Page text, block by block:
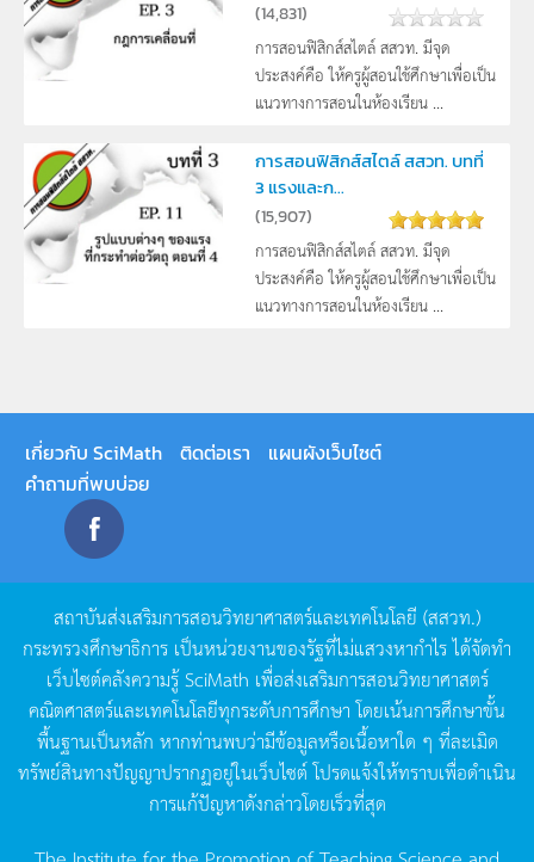
(14,831)
การสอนฟิสิกส์สไตล์ สสวท. มีจุด
ประสงค์คือ ให้ครูผู้สอนใช้ศึกษาเพื่อเป็น
แนวทางการสอนในห้องเรียน ...
การสอนฟิสิกส์สไตล์ สสวท. บทที่
3 แรงและก...
(15,907)
การสอนฟิสิกส์สไตล์ สสวท. มีจุด
ประสงค์คือ ให้ครูผู้สอนใช้ศึกษาเพื่อเป็น
แนวทางการสอนในห้องเรียน ...
เกี่ยวกับ SciMath ติดต่อเรา
แผนผังเว็บไซต์
คำถามที่พบบ่อย
สถาบันส่งเสริมการสอนวิทยาศาสตร์และเทคโนโลยี (สสวท.)
กระทรวงศึกษาธิการ เป็นหน่วยงานของรัฐที่ไม่แสวงหากำไรได้จัดทำ
เว็บไซต์คลังความรู้SciMath เพื่อส่งเสริมการสอนวิทยาศาสตร์
คณิตศาสตร์และเทคโนโลยีทุกระดับการศึกษา โดยเน้นการศึกษาขั้น
พื้นฐานเป็นหลัก หากท่านพบว่ามีข้อมูลหรือเนื้อหาใด ๆ ที่ละเมิด
ทรัพย์สินทางปัญญาปรากฏอยู่ในเว็บไซต์โปรดแจ้งให้ทราบเพื่อดำเนิน
การแก้ปัญหาดังกล่าวโดยเร็วที่สุด